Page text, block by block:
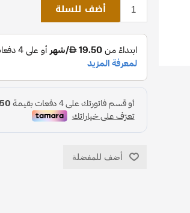
أضف للسلة
أضف للمفضلة